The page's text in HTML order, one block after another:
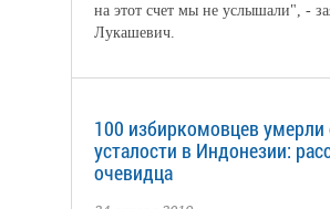
на этот счет мы не услышали", -
Лукашевич.
100 избиркомовцев умерли
усталости в Индонезии:
очевидца